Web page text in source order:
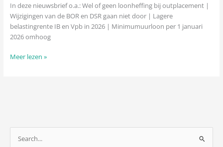
In deze nieuwsbrief o.a.: Wel of geen loonheffing bij outplacement |
Wijzigingen van de BOR en DSR gaan niet door | Lagere
belastingrente IB en Vpb in 2026 | Minimumuurloon per 1 januari
2026 omhoog
Meer lezen »